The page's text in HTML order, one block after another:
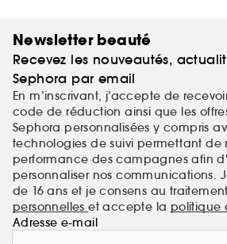
Newsletter beauté
Recevez les nouveautés,
Sephora par email
En m’inscrivant, j’accepte de
code de réduction ainsi que les
Sephora personnalisées y compris
technologies de suivi permettant de
performance des campagnes afin
personnaliser nos communications.
de 16 ans et je consens au
personnelleset accepte la politique
Adresse e-mail